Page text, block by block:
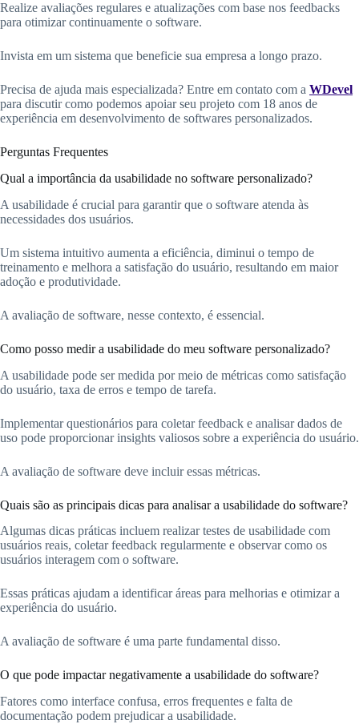
Realize avaliações regulares e atualizações com base nos feedbacks
para otimizar continuamente o software.
Invista em um sistema que beneficie sua empresa a longo prazo.
Precisa de ajuda mais especializada? Entre em contato com a WDevel
para discutir como podemos apoiar seu projeto com 18 anos de
experiência em desenvolvimento de softwares personalizados.
Perguntas Frequentes
Qual a importância da usabilidade no software personalizado?
A usabilidade é crucial para garantir que o software atenda às
necessidades dos usuários.
Um sistema intuitivo aumenta a eficiência, diminui o tempo de
treinamento e melhora a satisfação do usuário, resultando em maior
adoção e produtividade.
A avaliação de software, nesse contexto, é essencial.
Como posso medir a usabilidade do meu software personalizado?
A usabilidade pode ser medida por meio de métricas como satisfação
do usuário, taxa de erros e tempo de tarefa.
Implementar questionários para coletar feedback e analisar dados de
uso pode proporcionar insights valiosos sobre a experiência do usuário.
A avaliação de software deve incluir essas métricas.
Quais são as principais dicas para analisar a usabilidade do software?
Algumas dicas práticas incluem realizar testes de usabilidade com
usuários reais, coletar feedback regularmente e observar como os
usuários interagem com o software.
Essas práticas ajudam a identificar áreas para melhorias e otimizar a
experiência do usuário.
A avaliação de software é uma parte fundamental disso.
O que pode impactar negativamente a usabilidade do software?
Fatores como interface confusa, erros frequentes e falta de
documentação podem prejudicar a usabilidade.